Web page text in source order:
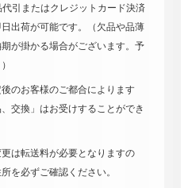
引またはクレジットカード決済
出荷が可能です。（欠品や品薄
が掛かる場合がございます。予
のお客様のご都合によります
交換」はお受けすることができ
は転送料が必要となりますの
を必ずご確認ください。